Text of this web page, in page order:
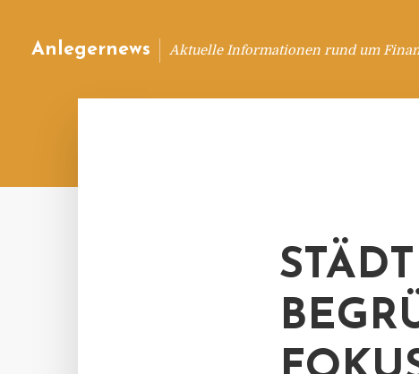
Anlegernews Aktuelle Informationen rund um